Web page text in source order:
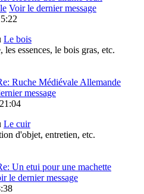
Voir le dernier message
Le bois
essences, le bois gras, etc.
Ruche Médiévale Allemande
message
Le cuir
d'objet, entretien, etc.
Un etui pour une machette
le dernier message